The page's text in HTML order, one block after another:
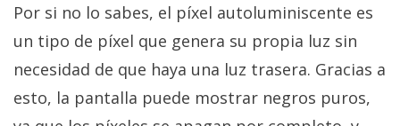
Por si no lo sabes, el píxel autoluminiscente es
un tipo de píxel que genera su propia luz sin
necesidad de que haya una luz trasera. Gracias a
esto, la pantalla puede mostrar negros puros,